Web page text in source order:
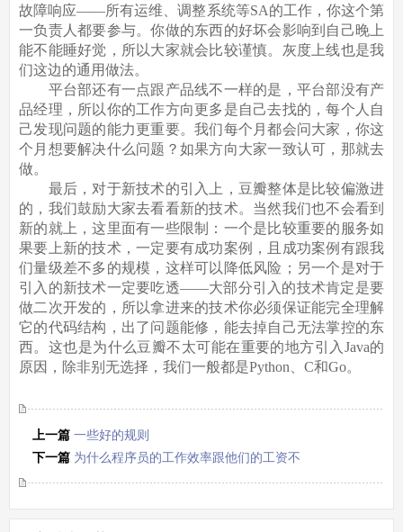
故障响应——所有运维、调整系统等SA的工作，你这个第
一负责人都要参与。你做的东西的好坏会影响到自己晚上
能不能睡好觉，所以大家就会比较谨慎。灰度上线也是我
们这边的通用做法。
平台部还有一点跟产品线不一样的是，平台部没有产
品经理，所以你的工作方向更多是自己去找的，每个人自
己发现问题的能力更重要。我们每个月都会问大家，你这
个月想要解决什么问题？如果方向大家一致认可，那就去
做。
最后，对于新技术的引入上，豆瓣整体是比较偏激进
的，我们鼓励大家去看看新的技术。当然我们也不会看到
新的就上，这里面有一些限制：一个是比较重要的服务如
果要上新的技术，一定要有成功案例，且成功案例有跟我
们量级差不多的规模，这样可以降低风险；另一个是对于
引入的新技术一定要吃透——大部分引入的技术肯定是要
做二次开发的，所以拿进来的技术你必须保证能完全理解
它的代码结构，出了问题能修，能去掉自己无法掌控的东
西。这也是为什么豆瓣不太可能在重要的地方引入Java的
原因，除非别无选择，我们一般都是Python、C和Go。
上一篇 一些好的规则
下一篇 为什么程序员的工作效率跟他们的工资不
成比例